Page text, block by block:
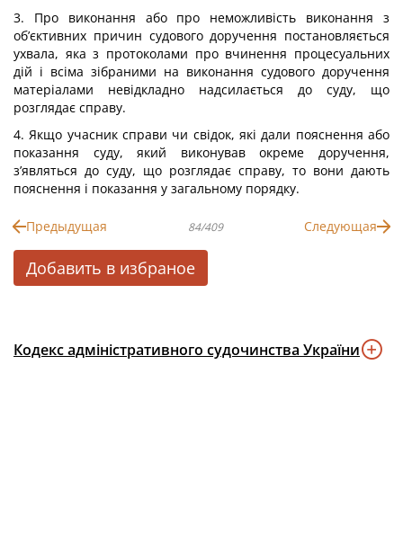
3. Про виконання або про неможливість виконання з
об’єктивних причин судового доручення постановляється
ухвала, яка з протоколами про вчинення процесуальних
дій і всіма зібраними на виконання судового доручення
матеріалами невідкладно надсилається до суду, що
розглядає справу.
4. Якщо учасник справи чи свідок, які дали пояснення або
показання суду, який виконував окреме доручення,
з’являться до суду, що розглядає справу, то вони дають
пояснення і показання у загальному порядку.
Предыдущая 84/409 Следующая
Добавить в избраное
Кодекс адміністративного судочинства України